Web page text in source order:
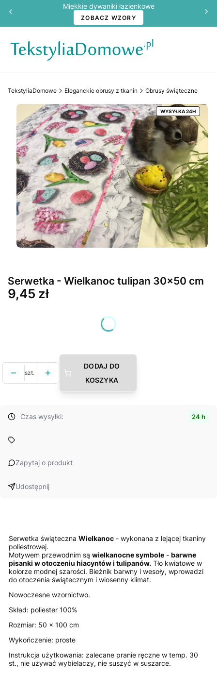
Miękkie dywaniki łazienkowe
ZOBACZ WZORY
TekstyliaDomowe Eleganckie obrusy z tkanin Obrusy świąteczne
WYSYŁKA 24H
Serwetka - Wielkanoc tulipan 30x50 cm
Cena
9,45 zł
Poszczególne warianty mogą różnić się ceną
szt.
DODAJ DO
KOSZYKA
Czas wysyłki: 24 h
Zapytaj o produkt
Udostępnij
Serwetka świąteczna Wielkanoc - wykonana z lejącej tkaniny
poliestrowej.
Motywem przewodnim są wielkanocne symbole - barwne
pisanki w otoczeniu hiacyntów i tulipanów. Tło kwiatowe w
kolorze modnej szarości. Bieżnik barwny i wesoły, wprowadzi
do otoczenia świątecznym i wiosenny klimat.
Nowoczesne wzornictwo.
Skład: poliester 100%
Rozmiar: 50 x 100 cm
Wykończenie: proste
Instrukcja użytkowania: zalecane pranie ręczne w temp. 30
st., nie używać wybielaczy, nie suszyć w suszarce.